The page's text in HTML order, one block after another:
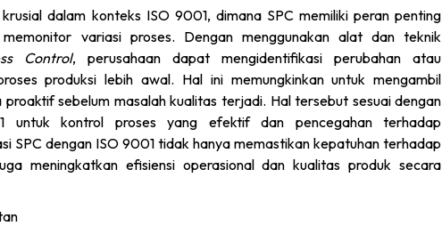
dalam konteks ISO 9001, dimana SPC memiliki peran penting
variasi proses. Dengan menggunakan alat dan teknik
Control, perusahaan dapat mengidentifikasi perubahan atau
produksi lebih awal. Hal ini memungkinkan untuk mengambil
sebelum masalah kualitas terjadi. Hal tersebut sesuai dengan
untuk kontrol proses yang efektif dan pencegahan terhadap
SPC dengan ISO 9001 tidak hanya memastikan kepatuhan terhadap
meningkatkan efisiensi operasional dan kualitas produk secara